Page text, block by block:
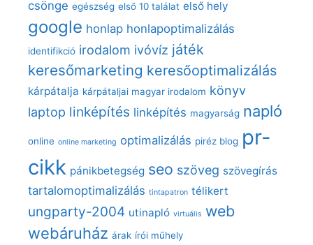
csönge egészség első 10 találat első hely
google honlap honlapoptimalizálás
identifikció irodalom ivóvíz játék
keresőmarketing keresőoptimalizálás
kárpátalja kárpátaljai magyar irodalom könyv
laptop linképítés linképítés magyarság napló
online online marketing optimalizálás piréz blog pr-
cikk pánikbetegség seo szöveg szövegírás
tartalomoptimalizálás tintapatron télikert
ungparty-2004 utinapló virtuális web
webáruház árak írói műhely